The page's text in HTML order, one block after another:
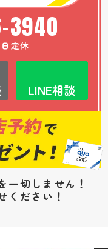
3940
定休
LINE相談
一切しません！
ください！